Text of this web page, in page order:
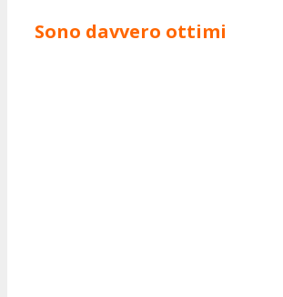
Sono davvero ottimi